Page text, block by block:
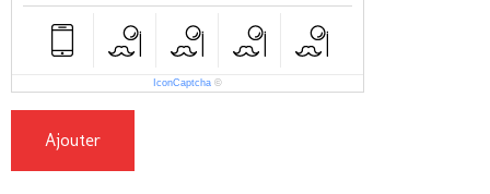
IconCaptcha ©
Ajouter